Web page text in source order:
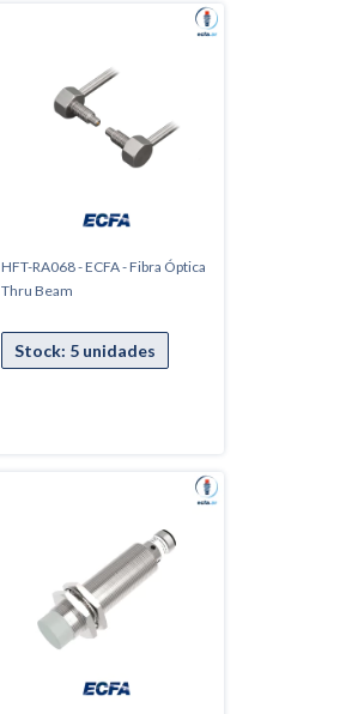
HFT-RA068 - ECFA - Fibra Óptica
Thru Beam